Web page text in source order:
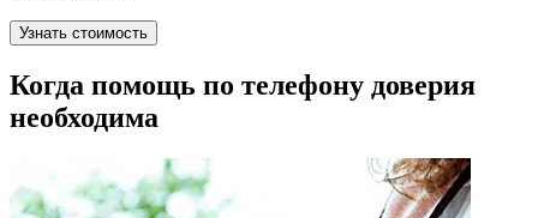
Узнать стоимость
Когда помощь по телефону доверия
необходима